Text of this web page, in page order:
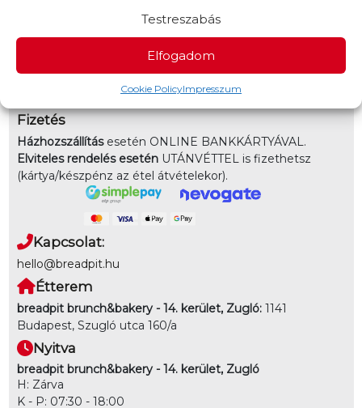
Elfogadom
Testreszabás
Cookie PolicyImpresszum
km-es körzetünkben, 890Ft-tól.
3km-ig: 890Ft
3-7km-ig: 1950 - 3000Ft
vagy akár házhozszállítással is!
Fizetés
Házhozszállításesetén ONLINE BANKKÁRTYÁVAL.
Elviteles rendelés esetén UTÁNVÉTTEL is fizethetsz
(kártya/készpénz az étel átvételekor).
Kapcsolat:
hello@breadpit.hu
Étterem
breadpit brunch&bakery - 14. kerület, Zugló: 1141
Budapest, Szugló utca 160/a
Nyitva
breadpit brunch&bakery - 14. kerület, Zugló
H: Zárva
K - P: 07:30 - 18:00